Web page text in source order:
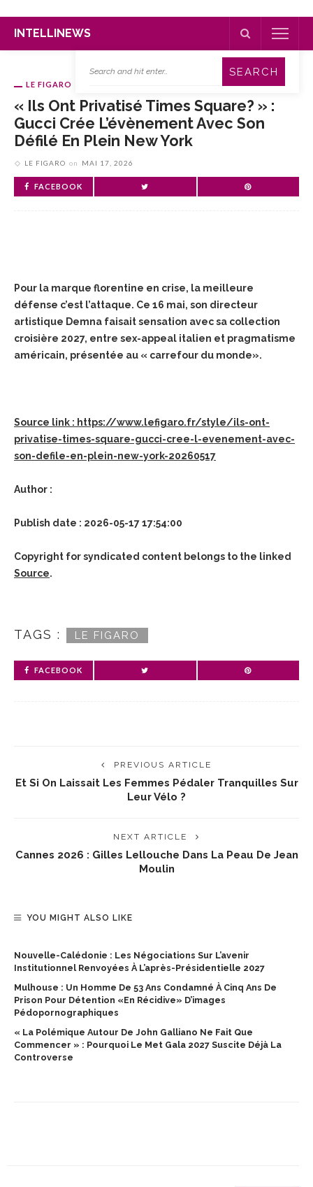
INTELLINEWS
LE FIGARO
« Ils Ont Privatisé Times Square? » :
Gucci Crée L’évènement Avec Son
Défilé En Plein New York
LE FIGARO on MAI 17, 2026
FACEBOOK
Pour la marque florentine en crise, la meilleure
défense c’est l’attaque. Ce 16 mai, son directeur
artistique Demna faisait sensation avec sa collection
croisière 2027, entre sex-appeal italien et pragmatisme
américain, présentée au « carrefour du monde».
Source link : https://www.lefigaro.fr/style/ils-ont-
privatise-times-square-gucci-cree-l-evenement-avec-
son-defile-en-plein-new-york-20260517
Author :
Publish date : 2026-05-17 17:54:00
Copyright for syndicated content belongs to the linked
Source.
TAGS : LE FIGARO
FACEBOOK
PREVIOUS ARTICLE
Et Si On Laissait Les Femmes Pédaler Tranquilles Sur
Leur Vélo ?
NEXT ARTICLE
Cannes 2026 : Gilles Lellouche Dans La Peau De Jean
Moulin
YOU MIGHT ALSO LIKE
Nouvelle-Calédonie : Les Négociations Sur L’avenir
Institutionnel Renvoyées À L’après-Présidentielle 2027
Mulhouse : Un Homme De 53 Ans Condamné À Cinq Ans De
Prison Pour Détention «en Récidive» D’images
Pédopornographiques
« La Polémique Autour De John Galliano Ne Fait Que
Commencer » : Pourquoi Le Met Gala 2027 Suscite Déjà La
Controverse